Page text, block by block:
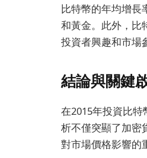
比特幣的年均增長
和黃金。此外，比
投資者興趣和市場
結論與關鍵
在2015年投資比
析不僅突顯了加密
對市場價格影響的